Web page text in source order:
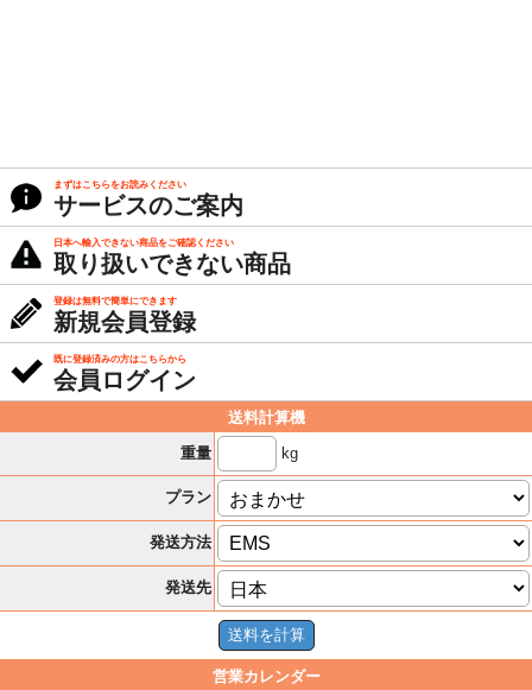
まずはこちらをお読みください
サービスのご案内
日本へ輸入できない商品をご確認ください
取り扱いできない商品
登録は無料で簡単にできます
新規会員登録
既に登録済みの方はこちらから
会員ログイン
送料計算機
重量
kg
プラン
発送方法
発送先
営業カレンダー